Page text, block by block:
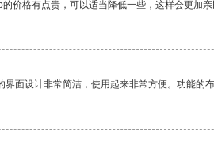
价格有点贵，可以适当降低一些，这样会更加亲
界面设计非常简洁，使用起来非常方便。功能的